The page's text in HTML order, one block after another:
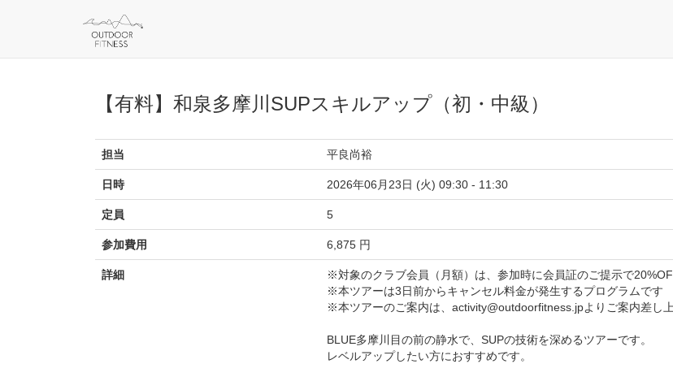
【有料】和泉多摩川SUPスキルアップ（初・中級）
担当 平良尚裕
日時 2026年06月23日 (火) 09:30 - 11:30
定員 5
参加費用 6,875 円
詳細
※対象のクラブ会員（月額）は、参加時に会員証のご提示で
※本ツアーは3日前からキャンセル料金が発生するプログラムです
※本ツアーのご案内は、activity@outdoorfitness.jpよりご案内差し上
BLUE多摩川目の前の静水で、SUPの技術を深めるツアーです。
レベルアップしたい方におすすめです。